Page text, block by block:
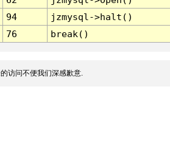
94
jzmysql->halt()
76 break()
访问不便我们深感歉意.